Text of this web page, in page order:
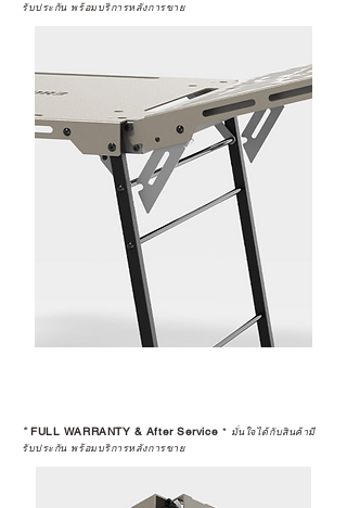
รับประกัน พร้อมบริการหลังการขาย
*FULL WARRANTY & After Service * มั่นใจได้กับสินค้ามี
รับประกัน พร้อมบริการหลังการขาย